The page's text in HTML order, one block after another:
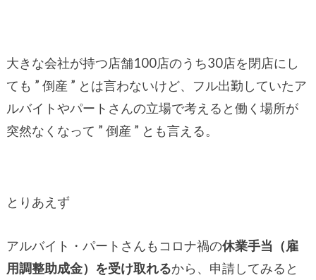
大きな会社が持つ店舗100店のうち30店を閉店にし
ても ” 倒産 ” とは言わないけど、フル出勤していたア
ルバイトやパートさんの立場で考えると働く場所が
突然なくなって ” 倒産 ” とも言える。
とりあえず
アルバイト・パートさんもコロナ禍の休業手当（雇
用調整助成金）を受け取れるから、申請してみると